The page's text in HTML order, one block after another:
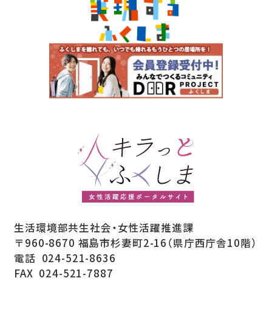
生活環境部共生社会・女性活躍推進課
〒960-8670 福島市杉妻町2-16（県庁西庁舎10階）
電話 024-521-8636
FAX 024-521-7887